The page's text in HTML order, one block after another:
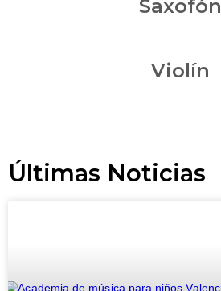
Saxofón
Violín
Últimas Noticias